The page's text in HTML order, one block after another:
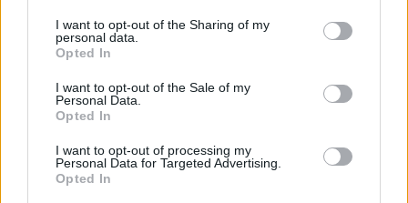
I want to opt-out of the Sharing of my
personal data.
Opted In
I want to opt-out of the Sale of my
Personal Data.
Opted In
I want to opt-out of processing my
Personal Data for Targeted Advertising.
Opted In
„Jausčiausi jaukiai, nes mano telefone nebūna
laidos eigos nežinomybės. Ką darys, ko
paklaus ir panašiai. Jeigu žmogus labai
jaudinasi ir jaučia stresą, matyt turi ką slėpti.